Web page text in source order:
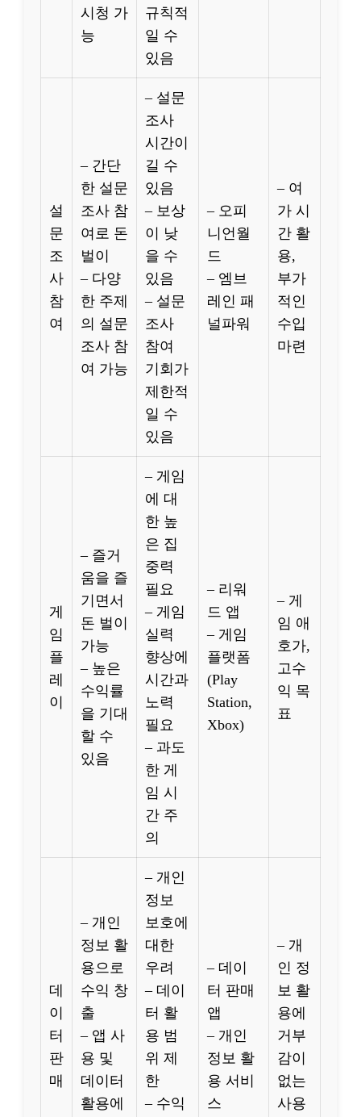
시청 가
능
규칙적
일 수
있음
설
문
조
사
참
여
– 간단
한 설문
조사 참
여로 돈
벌이
– 다양
한 주제
의 설문
조사 참
여 가능
– 설문
조사
시간이
길 수
있음
– 보상
이 낮
을 수
있음
– 설문
조사
참여
기회가
제한적
일 수
있음
– 오피
니언월
드
– 엠브
레인 패
널파워
– 여
가 시
간 활
용,
부가
적인
수입
마련
게
임
플
레
이
– 즐거
움을 즐
기면서
돈 벌이
가능
– 높은
수익률
을 기대
할 수
있음
– 게임
에 대
한 높
은 집
중력
필요
– 게임
실력
향상에
시간과
노력
필요
– 과도
한 게
임 시
간 주
의
– 리워
드 앱
– 게임
플랫폼
(Play
Station,
Xbox)
– 게
임 애
호가,
고수
익 목
표
데
이
터
판
매
– 개인
정보 활
용으로
수익 창
출
– 앱 사
용 및
데이터
활용에
– 개인
정보
보호에
대한
우려
– 데이
터 활
용 범
위 제
한
– 수익
– 데이
터 판매
앱
– 개인
정보 활
용 서비
스
– 개
인 정
보 활
용에
거부
감이
없는
사용